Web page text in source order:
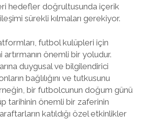
hedefler doğrultusunda içerik
sürekli kılmaları gerekiyor.
futbol kulüpleri için
önemli bir yoludur.
duygusal ve bilgilendirici
bağlılığını ve tutkusunu
bir futbolcunun doğum günü
tarihinin önemli bir zaferinin
katıldığı özel etkinlikler